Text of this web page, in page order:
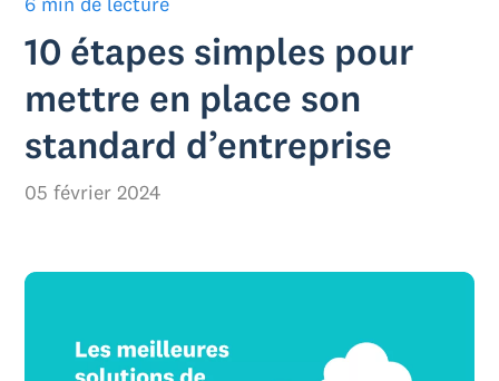
10 étapes simples pour
mettre en place son
standard d’entreprise
05 février 2024